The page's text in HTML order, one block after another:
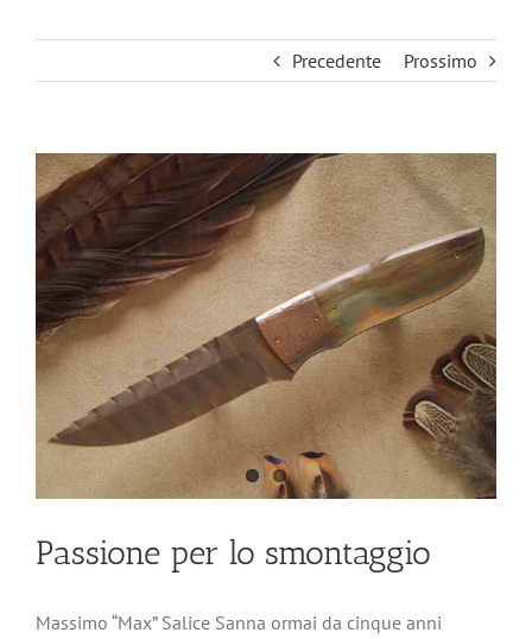
Precedente Prossimo
Ingrandisci
immagine
Passione per lo smontaggio
Massimo “Max” Salice Sanna ormai da cinque anni